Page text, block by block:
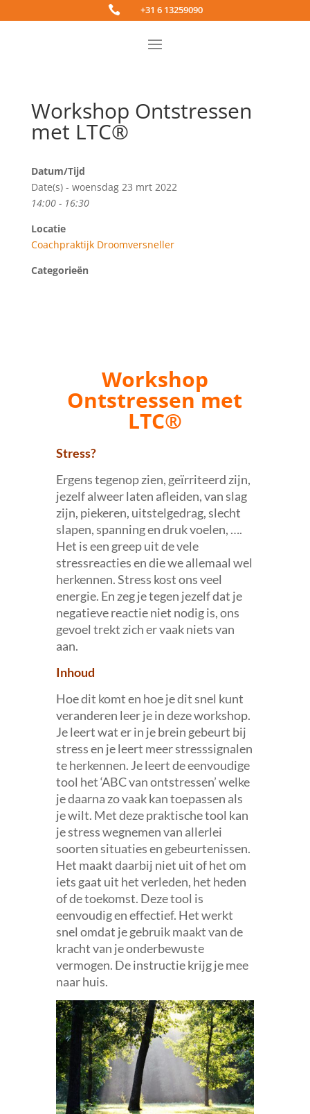
 +31 6 13259090
Workshop Ontstressen
met LTC®
Datum/Tijd
Date(s) - woensdag 23 mrt 2022
14:00 - 16:30
Locatie
Coachpraktijk Droomversneller
Categorieën
Workshop
Ontstressen met
LTC®
Stress?
Ergens tegenop zien, geïrriteerd zijn,
jezelf alweer laten afleiden, van slag
zijn, piekeren, uitstelgedrag, slecht
slapen, spanning en druk voelen, ….
Het is een greep uit de vele
stressreacties en die we allemaal wel
herkennen. Stress kost ons veel
energie. En zeg je tegen jezelf dat je
negatieve reactie niet nodig is, ons
gevoel trekt zich er vaak niets van
aan.
Inhoud
Hoe dit komt en hoe je dit snel kunt
veranderen leer je in deze workshop.
Je leert wat er in je brein gebeurt bij
stress en je leert meer stresssignalen
te herkennen. Je leert de eenvoudige
tool het ‘ABC van ontstressen’ welke
je daarna zo vaak kan toepassen als
je wilt. Met deze praktische tool kan
je stress wegnemen van allerlei
soorten situaties en gebeurtenissen.
Het maakt daarbij niet uit of het om
iets gaat uit het verleden, het heden
of de toekomst. Deze tool is
eenvoudig en effectief. Het werkt
snel omdat je gebruik maakt van de
kracht van je onderbewuste
vermogen. De instructie krijg je mee
naar huis.